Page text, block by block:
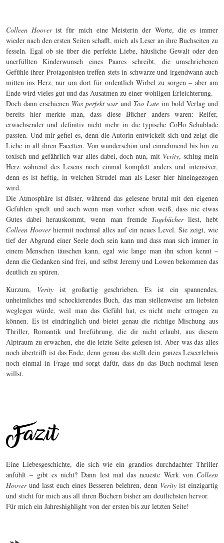
Colleen Hooverist für mich eine Meisterin der Worte, die es immer
wieder nach den ersten Seiten schafft, mich als Leser an ihre Buchseiten zu
fesseln. Egal ob sie über die perfekte Liebe, häusliche Gewalt oder den
unerfüllten Kinderwunsch eines Paares schreibt, die umschriebenen
Gefühle ihrer Protagonisten treffen stets in schwarze und irgendwann auch
mitten ins Herz, nur um dort für ordentlich Wirbel zu sorgen – aber am
Ende wird vieles gut und das Ausatmen zu einer wohligen Erleichterung.
Doch dann erschienen Was perfekt warund Too Lateim bold Verlag und
bereits hier merkte man, dass diese Bücher anders waren: Reifer,
erwachsender und definitiv nicht mehr in die typische CoHo Schublade
passten. Und mir gefiel es, denn die Autorin entwickelt sich und zeigt die
Liebe in all ihren Facetten. Von wunderschön und einnehmend bis hin zu
toxisch und gefährlich war alles dabei, doch nun, mit Verity, schlug mein
Herz während des Lesens noch einmal komplett anders und intensiver,
denn es ist heftig, in welchen Strudel man als Leser hier hineingezogen
wird.
Die Atmosphäre ist düster, während das gelesene brutal mit den eigenen
Gefühlen spielt und auch wenn man vorher schon weiß, dass nie etwas
Gutes dabei herauskommt, wenn man fremde Tagebücherliest, hebt
Colleen Hoover hiermit nochmal alles auf ein neues Level. Sie zeigt, wie
tief der Abgrund einer Seele doch sein kann und dass man sich immer in
einem Menschen täuschen kann, egal wie lange man ihn schon kennt –
denn die Gedanken sind frei, und selbst Jeremy und Lowen bekommen das
deutlich zu spüren.
Kurzum, Verityist großartig geschrieben. Es ist ein spannendes,
unheimliches und schockierendes Buch, das man stellenweise am liebsten
weglegen würde, weil man das Gefühl hat, es nicht mehr ertragen zu
können. Es ist eindringlich und bietet genau die richtige Mischung aus
Thriller, Romantik und Irreführung, die dir nicht erlaubt, aus diesem
Alptraum zu erwachen, ehe die letzte Seite gelesen ist. Aber was das alles
noch übertrifft ist das Ende, denn genau das stellt dein ganzes Leseerlebnis
noch einmal in Frage und sorgt dafür, dass du das Buch nochmal lesen
willst.
Eine Liebesgeschichte, die sich wie ein grandios durchdachter Thriller
anfühlt – gibt es nicht? Dann lest mal das neueste Werk von Colleen
Hooverund lasst euch eines Besseren belehren, denn Verity ist einzigartig
und sticht für mich aus all ihren Büchern bisher am deutlichsten hervor.
Für mich ein Jahreshighlight von der ersten bis zur letzten Seite!